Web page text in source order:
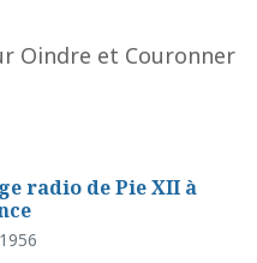
Oindre et Couronner
radio de Pie XII à